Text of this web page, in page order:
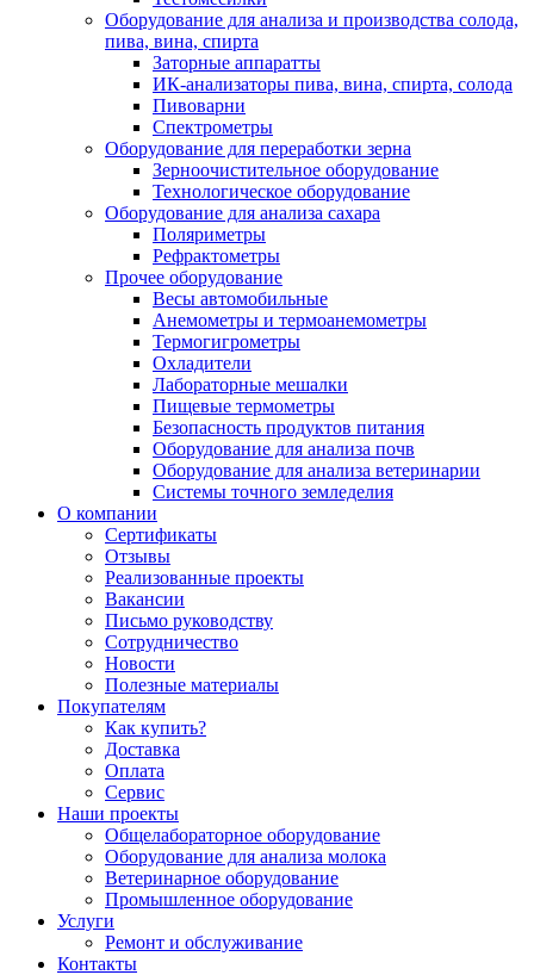
Оборудование для анализа и производства солода,
пива, вина, спирта
Заторные аппаратты
ИК-анализаторы пива, вина, спирта, солода
Пивоварни
Спектрометры
Оборудование для переработки зерна
Зерноочистительное оборудование
Технологическое оборудование
Оборудование для анализа сахара
Поляриметры
Рефрактометры
Прочее оборудование
Весы автомобильные
Анемометры и термоанемометры
Термогигрометры
Охладители
Лабораторные мешалки
Пищевые термометры
Безопасность продуктов питания
Оборудование для анализа почв
Оборудование для анализа ветеринарии
Системы точного земледелия
О компании
Сертификаты
Отзывы
Реализованные проекты
Вакансии
Письмо руководству
Сотрудничество
Новости
Полезные материалы
Покупателям
Как купить?
Доставка
Оплата
Сервис
Наши проекты
Общелабораторное оборудование
Оборудование для анализа молока
Ветеринарное оборудование
Промышленное оборудование
Услуги
Ремонт и обслуживание
Контакты